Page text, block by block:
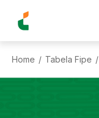
Home / Tabela Fipe /